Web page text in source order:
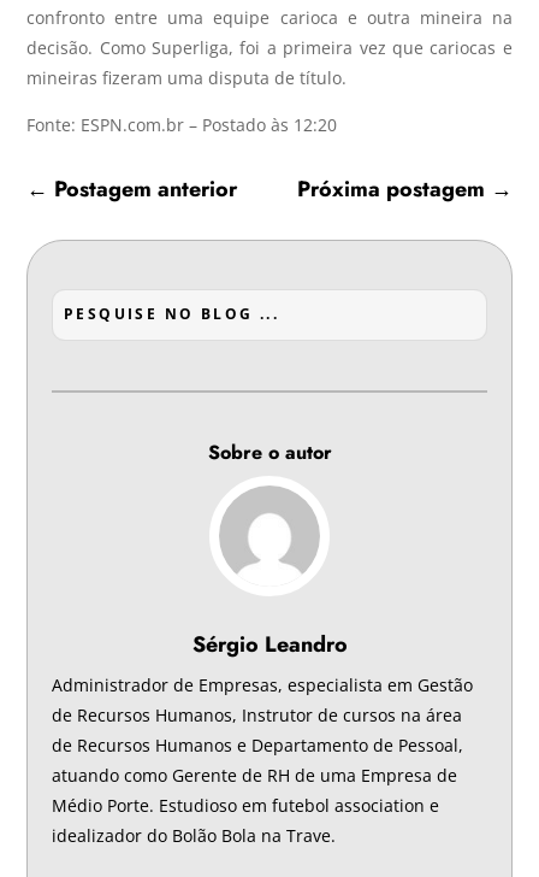
confronto entre uma equipe carioca e outra mineira na
decisão. Como Superliga, foi a primeira vez que cariocas e
mineiras fizeram uma disputa de título.
Fonte: ESPN.com.br – Postado às 12:20
← Postagem anterior Próxima postagem →
Sobre o autor
Sérgio Leandro
Administrador de Empresas, especialista em Gestão
de Recursos Humanos, Instrutor de cursos na área
de Recursos Humanos e Departamento de Pessoal,
atuando como Gerente de RH de uma Empresa de
Médio Porte. Estudioso em futebol association e
idealizador do Bolão Bola na Trave.